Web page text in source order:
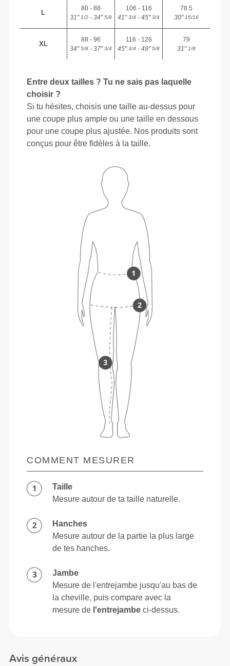
Avis généraux
L
80 - 88
31"1/2 - 34"5/8
106 - 116
41"3/4 - 45"3/4
78.5
30"15/16
XL
88 - 96
34"5/8 - 37"3/4
116 - 126
45"3/4 - 49"5/8
79
31"1/8
Entre deux tailles ? Tu ne sais pas laquelle
choisir ?
Si tu hésites, choisis une taille au-dessus pour
une coupe plus ample ou une taille en dessous
pour une coupe plus ajustée. Nos produits sont
conçus pour être fidèles à la taille.
COMMENT MESURER
Taille
Mesure autour de ta taille naturelle.
Hanches
Mesure autour de la partie la plus large
de tes hanches.
Jambe
Mesure de l'entrejambe jusqu'au bas de
la cheville, puis compare avec la
mesure de l'entrejambe ci-dessus.